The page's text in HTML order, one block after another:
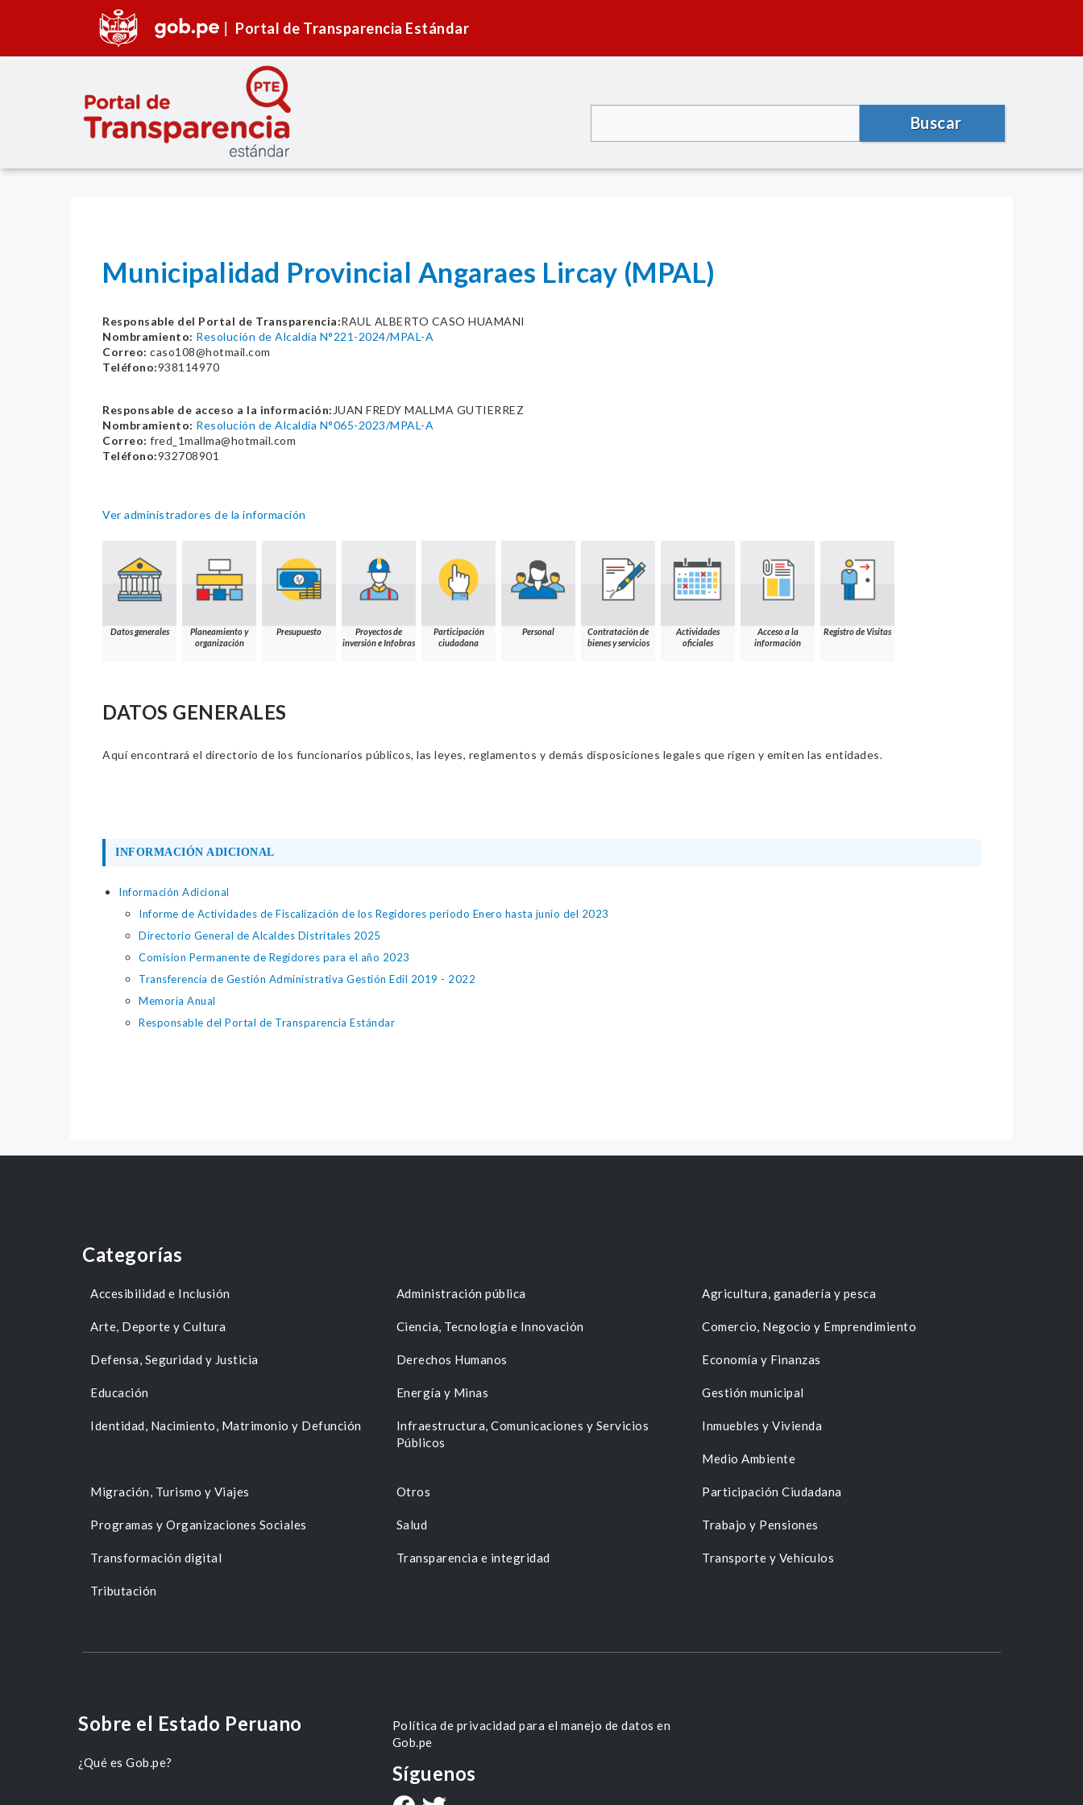
Portal de Transparencia Estándar
Buscar
Municipalidad Provincial Angaraes Lircay (MPAL)
Responsable del Portal de Transparencia:RAUL ALBERTO CASO HUAMANI
Nombramiento: Resolución de Alcaldía N°221-2024/MPAL-A
Correo: caso108@hotmail.com
Teléfono:938114970
Responsable de acceso a la información: JUAN FREDY MALLMA GUTIERREZ
Nombramiento: Resolución de Alcaldía N°065-2023/MPAL-A
Correo: fred_1mallma@hotmail.com
Teléfono:932708901
Ver administradores de la información
Datos generales
Planeamiento y
organización
Presupuesto
Proyectos de
inversión e Infobras
Participación
ciudadana
Personal
Contratación de
bienes y servicios
Actividades
oficiales
Acceso a la
información
Registro de Visitas
DATOS GENERALES
Aquí encontrará el directorio de los funcionarios públicos, las leyes, reglamentos y demás disposiciones legales que rigen y emiten las entidades.
INFORMACIÓN ADICIONAL
Información Adicional
Informe de Actividades de Fiscalización de los Regidores periodo Enero hasta junio del 2023
Directorio General de Alcaldes Distritales 2025
Comision Permanente de Regidores para el año 2023
Transferencia de Gestión Administrativa Gestión Edil 2019 - 2022
Memoria Anual
Responsable del Portal de Transparencia Estándar
Categorías
Accesibilidad e Inclusión Administración pública Agricultura, ganadería y pesca
Arte, Deporte y Cultura Ciencia, Tecnología e Innovación Comercio, Negocio y Emprendimiento
Defensa, Seguridad y Justicia Derechos Humanos Economía y Finanzas
Educación Energía y Minas Gestión municipal
Identidad, Nacimiento, Matrimonio y Defunción
Infraestructura, Comunicaciones y Servicios
Públicos
Inmuebles y Vivienda
Medio Ambiente
Migración, Turismo y Viajes Otros Participación Ciudadana
Programas y Organizaciones Sociales Salud Trabajo y Pensiones
Transformación digital Transparencia e integridad Transporte y Vehículos
Tributación
Sobre el Estado Peruano
¿Qué es Gob.pe?
Política de privacidad para el manejo de datos en
Gob.pe
Síguenos